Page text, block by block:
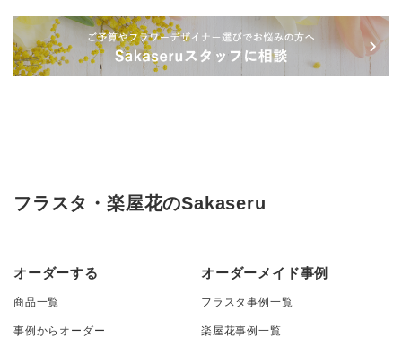
フラスタ・楽屋花のSakaseru
オーダーする
商品一覧
事例からオーダー
オーダーメイド事例
フラスタ事例一覧
楽屋花事例一覧